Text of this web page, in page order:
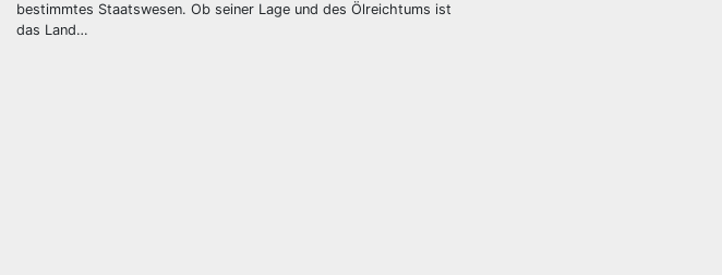
bestimmtes Staatswesen. Ob seiner Lage und des Ölreichtums ist
das Land…